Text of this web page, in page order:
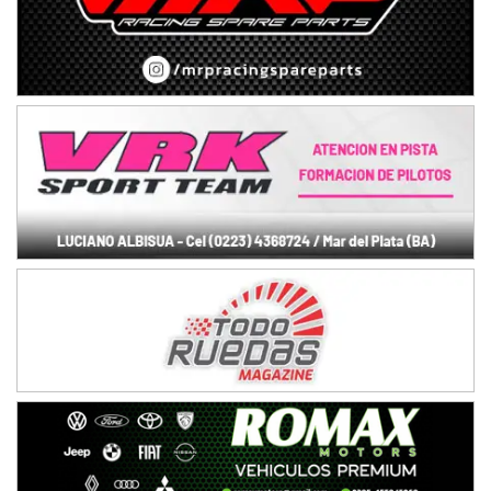
08/09-AGO
IAME SERIES ARGENTINA 6
Ramiro Tot (Asfalto)
Baradero (Buenos Aires)
KDO - F6
Ciudad de Trenque Lauquen (Asfalto)
Trenque Lauquen (Buenos Aires)
ENTRERRIANO - F6 (POSTERGADA)
Parque de la Velocidad (Asfalto)
Villaguay (Entre Ríos)
Moto Club Reginense (Tierra)
Gral. E. Godoy (Río Negro)